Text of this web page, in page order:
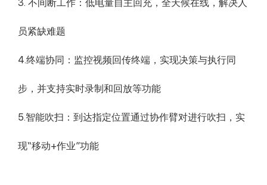
3. 不间断工作：低电量自主回充，全天候在线，解决人
员紧缺难题
4.终端协同：监控视频回传终端，实现决策与执行同
步，并支持实时录制和回放等功能
5.智能吹扫：到达指定位置通过协作臂对进行吹扫，实
现“移动+作业”功能